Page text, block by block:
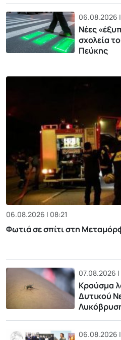
06.08.2026 |
Νέες
σχολεία
Πεύκης
06.08.2026 | 08:21
Φωτιά σε σπίτι στη
07.08.2026 |
Κρούσμα
Δυτικού
06.08.2026